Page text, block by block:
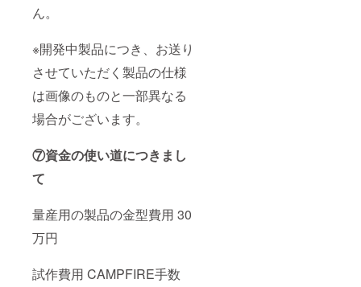
ん。
※開発中製品につき、お送り
させていただく製品の仕様
は画像のものと一部異なる
場合がございます。
⑦資金の使い道につきまし
て
量産用の製品の金型費用 30
万円
試作費用 CAMPFIRE手数